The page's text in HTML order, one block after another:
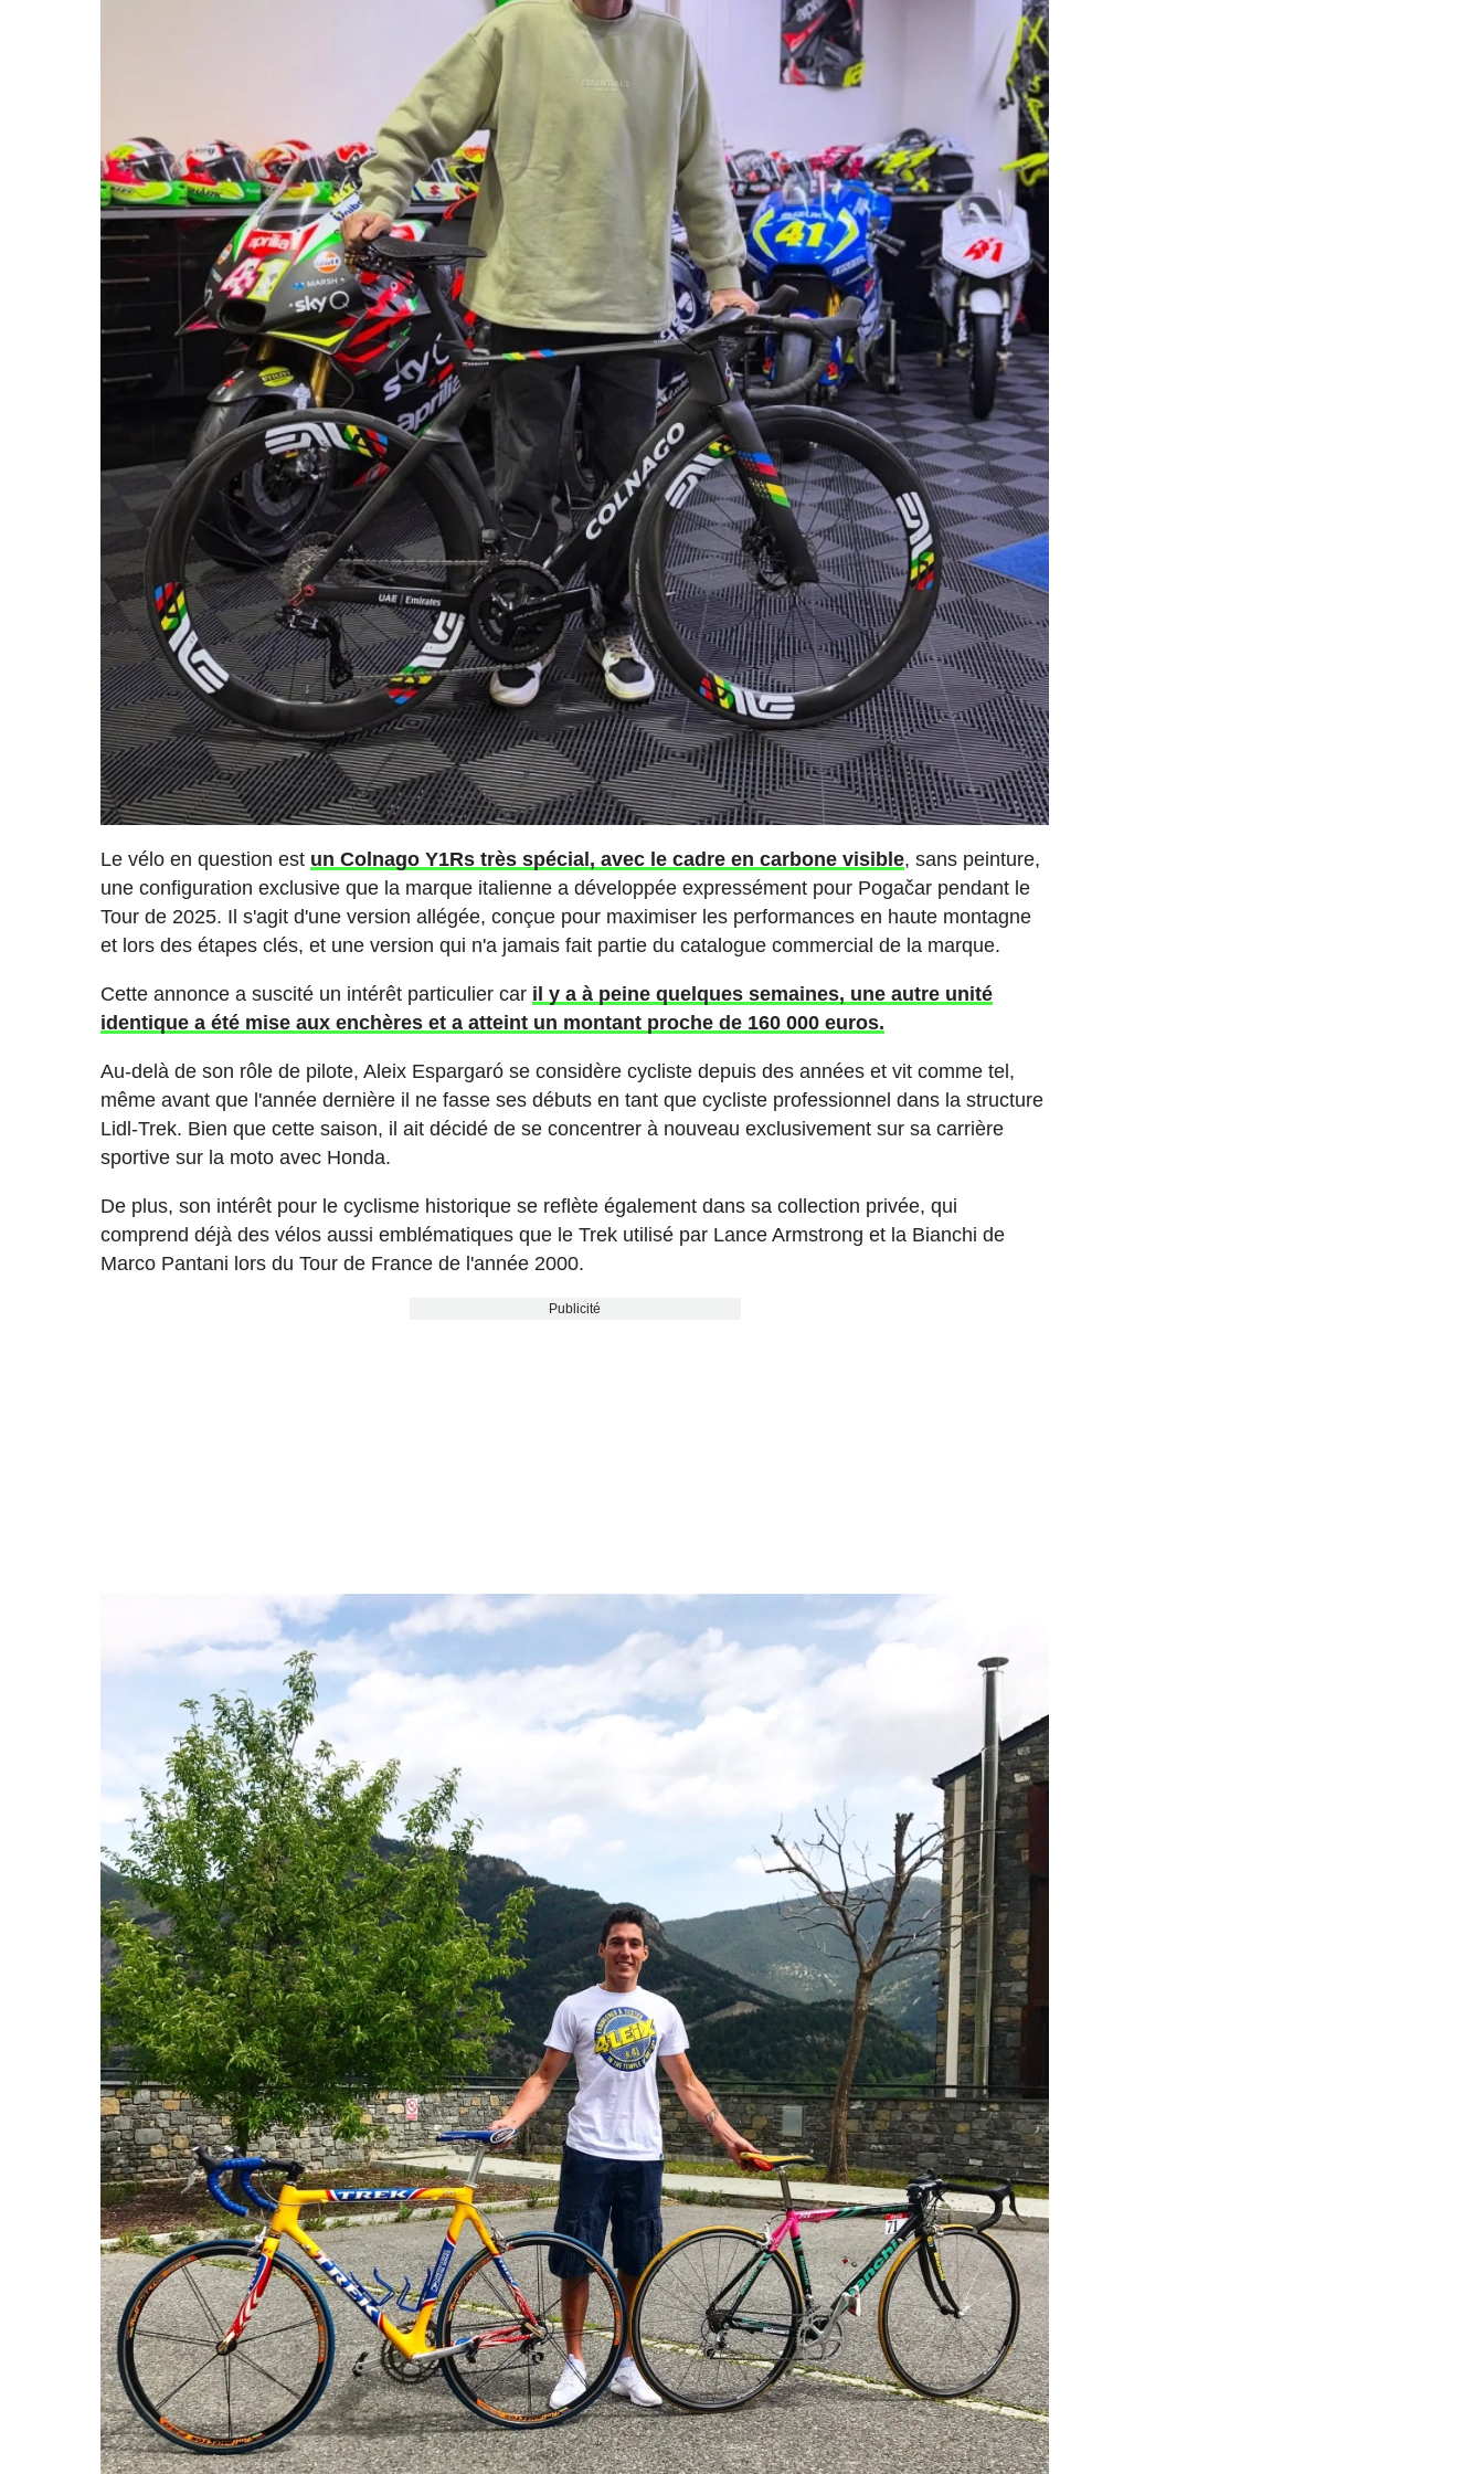
Le vélo en question est un Colnago Y1Rs très spécial, avec le cadre en carbone visible, sans peinture,
une configuration exclusive que la marque italienne a développée expressément pour Pogačar pendant le
Tour de 2025. Il s'agit d'une version allégée, conçue pour maximiser les performances en haute montagne
et lors des étapes clés, et une version qui n'a jamais fait partie du catalogue commercial de la marque.
Cette annonce a suscité un intérêt particulier car il y a à peine quelques semaines, une autre unité
identique a été mise aux enchères et a atteint un montant proche de 160 000 euros.
Au-delà de son rôle de pilote, Aleix Espargaró se considère cycliste depuis des années et vit comme tel,
même avant que l'année dernière il ne fasse ses débuts en tant que cycliste professionnel dans la structure
Lidl-Trek. Bien que cette saison, il ait décidé de se concentrer à nouveau exclusivement sur sa carrière
sportive sur la moto avec Honda.
De plus, son intérêt pour le cyclisme historique se reflète également dans sa collection privée, qui
comprend déjà des vélos aussi emblématiques que le Trek utilisé par Lance Armstrong et la Bianchi de
Marco Pantani lors du Tour de France de l'année 2000.
Publicité